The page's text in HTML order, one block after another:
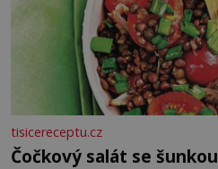
tisicereceptu.cz
Čočkový salát se šunkou